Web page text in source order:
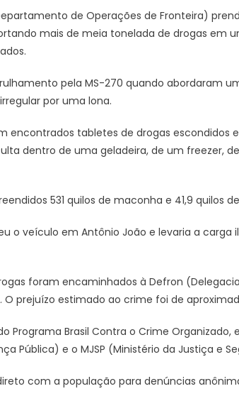
mais
em
de Operações de Fronteira)
mais de meia tonelada de drogas em
pela MS-270 quando abordaram
por uma lona.
encontrados tabletes de drogas escondidos
dentro de uma geladeira, de um freezer,
531 quilos de maconha e 41,9 quilos
o veículo em Antônio João e levaria a carga
foram encaminhados à Defron
prejuízo estimado ao crime foi de
Programa Brasil Contra o Crime
Pública) e o MJSP (Ministério da Justiça e
com a população para denúncias